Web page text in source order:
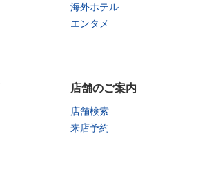
海外ホテル
エンタメ
店舗のご案内
店舗検索
来店予約